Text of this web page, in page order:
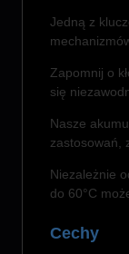
Jedną z
Zapomnij o
się
Nasze
zastosowań,
Niezależnie
do 60°C
Cechy